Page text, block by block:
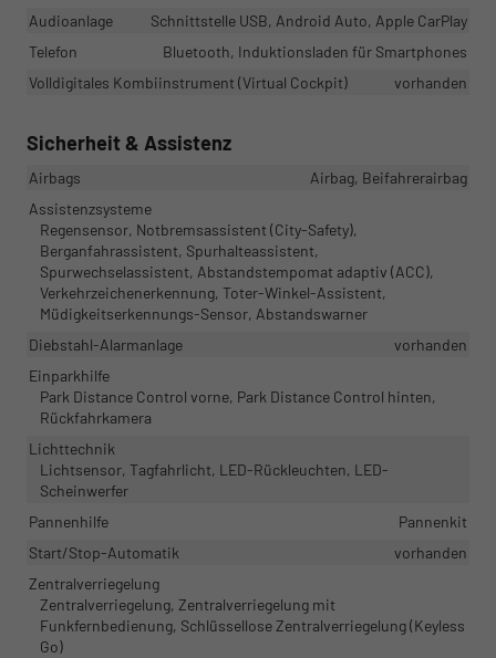
Audioanlage
Schnittstelle USB, Android Auto, Apple CarPlay
Telefon
Bluetooth, Induktionsladen für Smartphones
Volldigitales Kombiinstrument (Virtual Cockpit)
vorhanden
Sicherheit & Assistenz
Airbags
Airbag, Beifahrerairbag
Assistenzsysteme
Regensensor, Notbremsassistent (City-Safety),
Berganfahrassistent, Spurhalteassistent,
Spurwechselassistent, Abstandstempomat adaptiv (ACC),
Verkehrzeichenerkennung, Toter-Winkel-Assistent,
Müdigkeitserkennungs-Sensor, Abstandswarner
Diebstahl-Alarmanlage
vorhanden
Einparkhilfe
Park Distance Control vorne, Park Distance Control hinten,
Rückfahrkamera
Lichttechnik
Lichtsensor, Tagfahrlicht, LED-Rückleuchten, LED-
Scheinwerfer
Pannenhilfe
Pannenkit
Start/Stop-Automatik
vorhanden
Zentralverriegelung
Zentralverriegelung, Zentralverriegelung mit
Funkfernbedienung, Schlüssellose Zentralverriegelung (Keyless
Go)